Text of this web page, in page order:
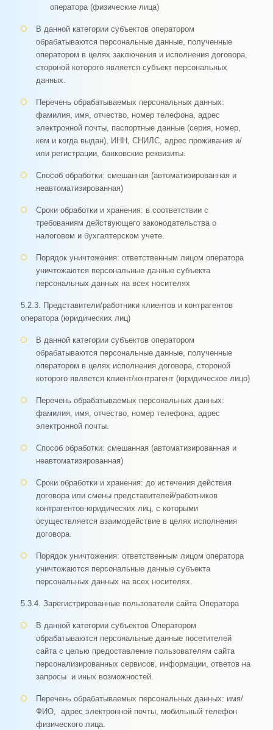
оператора (физические лица)
В данной категории субъектов оператором
обрабатываются персональные данные, полученные
оператором в целях заключения и исполнения договора,
стороной которого является субъект персональных
данных.
Перечень обрабатываемых персональных данных:
фамилия, имя, отчество, номер телефона, адрес
электронной почты, паспортные данные (серия, номер,
кем и когда выдан), ИНН, СНИЛС, адрес проживания и/
или регистрации, банковские реквизиты.
Способ обработки: смешанная (автоматизированная и
неавтоматизированная)
Сроки обработки и хранения: в соответствии с
требованиям действующего законодательства о
налоговом и бухгалтерском учете.
Порядок уничтожения: ответственным лицом оператора
уничтожаются персональные данные субъекта
персональных данных на всех носителях
5.2.3. Представители/работники клиентов и контрагентов
оператора (юридических лиц)
В данной категории субъектов оператором
обрабатываются персональные данные, полученные
оператором в целях исполнения договора, стороной
которого является клиент/контрагент (юридическое лицо)
Перечень обрабатываемых персональных данных:
фамилия, имя, отчество, номер телефона, адрес
электронной почты.
Способ обработки: смешанная (автоматизированная и
неавтоматизированная)
Сроки обработки и хранения: до истечения действия
договора или смены представителей/работников
контрагентов-юридических лиц, с которыми
осуществляется взаимодействие в целях исполнения
договора.
Порядок уничтожения: ответственным лицом оператора
уничтожаются персональные данные субъекта
персональных данных на всех носителях.
5.3.4. Зарегистрированные пользователи сайта Оператора
В данной категории субъектов Оператором
обрабатываются персональные данные посетителей
сайта с целью предоставление пользователям сайта
персонализированных сервисов, информации, ответов на
запросы и иных возможностей.
Перечень обрабатываемых персональных данных: имя/
ФИО, адрес электронной почты, мобильный телефон
физического лица.